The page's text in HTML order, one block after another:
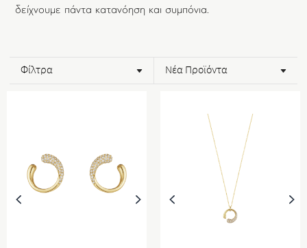
δείχνουμε πάντα κατανόηση και συμπόνια.
Φίλτρα Νέα Προϊόντα